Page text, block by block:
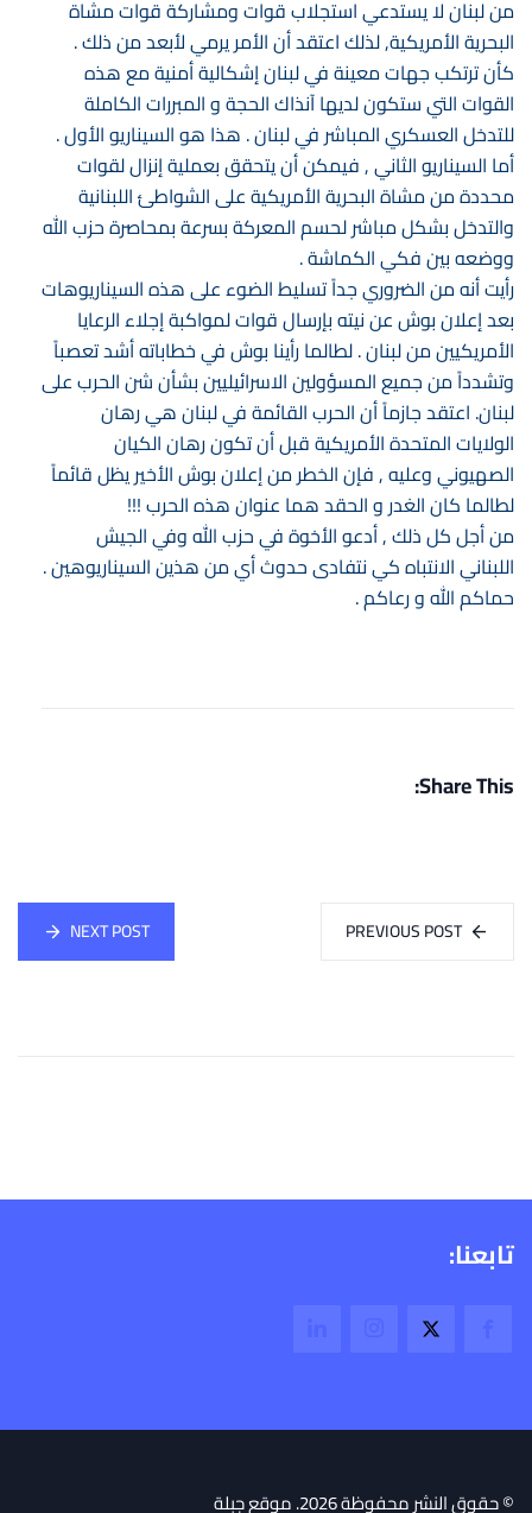
من لبنان لا يستدعي استجلاب قوات ومشاركة قوات مشاة
البحرية الأمريكية, لذلك اعتقد أن الأمر يرمي لأبعد من ذلك .
كأن ترتكب جهات معينة في لبنان إشكالية أمنية مع هذه
القوات التي ستكون لديها آنذاك الحجة و المبررات الكاملة
للتدخل العسكري المباشر في لبنان . هذا هو السيناريو الأول .
أما السيناريو الثاني , فيمكن أن يتحقق بعملية إنزال لقوات
محددة من مشاة البحرية الأمريكية على الشواطئ اللبنانية
والتدخل بشكل مباشر لحسم المعركة بسرعة بمحاصرة حزب الله
ووضعه بين فكي الكماشة .
رأيت أنه من الضروري جداً تسليط الضوء على هذه السيناريوهات
بعد إعلان بوش عن نيته بإرسال قوات لمواكبة إجلاء الرعايا
الأمريكيين من لبنان . لطالما رأينا بوش في خطاباته أشد تعصباً
وتشدداً من جميع المسؤولين الاسرائيليين بشأن شن الحرب على
لبنان. اعتقد جازماً أن الحرب القائمة في لبنان هي رهان
الولايات المتحدة الأمريكية قبل أن تكون رهان الكيان
الصهيوني وعليه , فإن الخطر من إعلان بوش الأخير يظل قائماً
لطالما كان الغدر و الحقد هما عنوان هذه الحرب !!!
من أجل كل ذلك , أدعو الأخوة في حزب الله وفي الجيش
اللبناني الانتباه كي نتفادى حدوث أي من هذين السيناريوهين .
حماكم الله و رعاكم .
Share This:
PREVIOUS POST
NEXT POST
تابعنا:
© حقوق النشر محفوظة 2026. موقع جبلة